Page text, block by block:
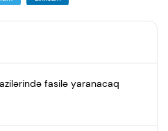
fasilə yaranacaq